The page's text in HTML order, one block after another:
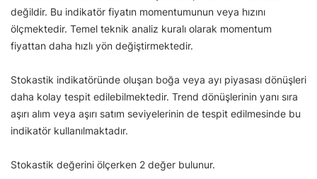
değildir. Bu indikatör fiyatın momentumunun veya hızını
ölçmektedir. Temel teknik analiz kuralı olarak momentum
fiyattan daha hızlı yön değiştirmektedir.
Stokastik indikatöründe oluşan boğa veya ayı piyasası dönüşleri
daha kolay tespit edilebilmektedir. Trend dönüşlerinin yanı sıra
aşırı alım veya aşırı satım seviyelerinin de tespit edilmesinde bu
indikatör kullanılmaktadır.
Stokastik değerini ölçerken 2 değer bulunur.